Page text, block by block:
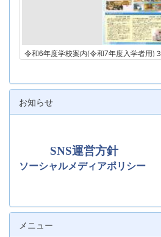
令和6年度学校案内(令和7年度入学者用)３
お知らせ
SNS運営方針
ソーシャルメディアポリシー
メニュー